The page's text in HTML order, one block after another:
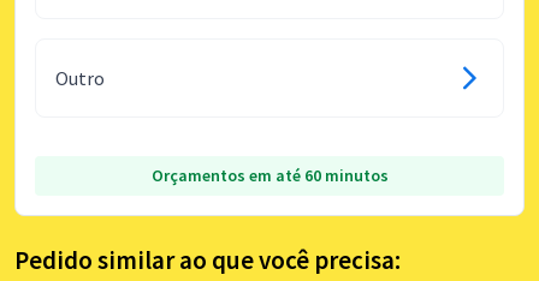
Outro
Orçamentos em até 60 minutos
Pedido similar ao que você precisa: